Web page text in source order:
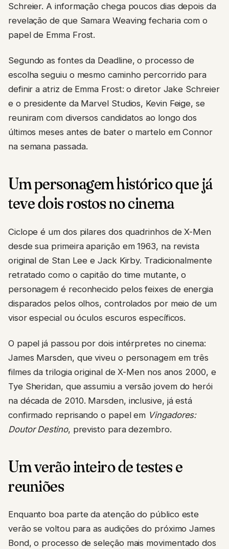
Schreier. A informação chega poucos dias depois da
revelação de que Samara Weaving fecharia com o
papel de Emma Frost.
Segundo as fontes da Deadline, o processo de
escolha seguiu o mesmo caminho percorrido para
definir a atriz de Emma Frost: o diretor Jake Schreier
e o presidente da Marvel Studios, Kevin Feige, se
reuniram com diversos candidatos ao longo dos
últimos meses antes de bater o martelo em Connor
na semana passada.
Um personagem histórico que já
teve dois rostos no cinema
Ciclope é um dos pilares dos quadrinhos de X-Men
desde sua primeira aparição em 1963, na revista
original de Stan Lee e Jack Kirby. Tradicionalmente
retratado como o capitão do time mutante, o
personagem é reconhecido pelos feixes de energia
disparados pelos olhos, controlados por meio de um
visor especial ou óculos escuros específicos.
O papel já passou por dois intérpretes no cinema:
James Marsden, que viveu o personagem em três
filmes da trilogia original de X-Men nos anos 2000, e
Tye Sheridan, que assumiu a versão jovem do herói
na década de 2010. Marsden, inclusive, já está
confirmado reprisando o papel em Vingadores:
Doutor Destino, previsto para dezembro.
Um verão inteiro de testes e
reuniões
Enquanto boa parte da atenção do público este
verão se voltou para as audições do próximo James
Bond, o processo de seleção mais movimentado dos